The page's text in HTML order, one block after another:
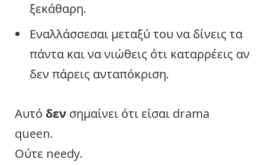
ξεκάθαρη.
Εναλλάσσεσαι μεταξύ του να δίνεις τα
πάντα και να νιώθεις ότι καταρρέεις αν
δεν πάρεις ανταπόκριση.
Αυτό δεν σημαίνει ότι είσαι drama
queen.
Ούτε needy.